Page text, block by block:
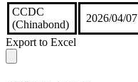
CCDC
(Chinabond)
2026/04/07
Export to Excel